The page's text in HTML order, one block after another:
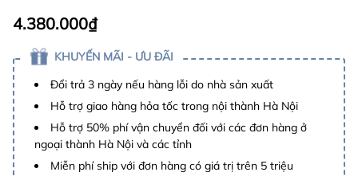
4.380.000₫
KHUYẾN MÃI - ƯU ĐÃI
Đổi trả 3 ngày nếu hàng lỗi do nhà sản xuất
Hỗ trợ giao hàng hỏa tốc trong nội thành Hà Nội
Hỗ trợ 50% phí vận chuyển đối với các đơn hàng ở
ngoại thành Hà Nội và các tỉnh
Miễn phí ship với đơn hàng có giá trị trên 5 triệu